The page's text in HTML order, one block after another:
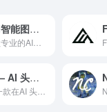
创自由 – AI智能图片创作设计平台
Lensa AI — AI 头像领域的专业 AI 工具